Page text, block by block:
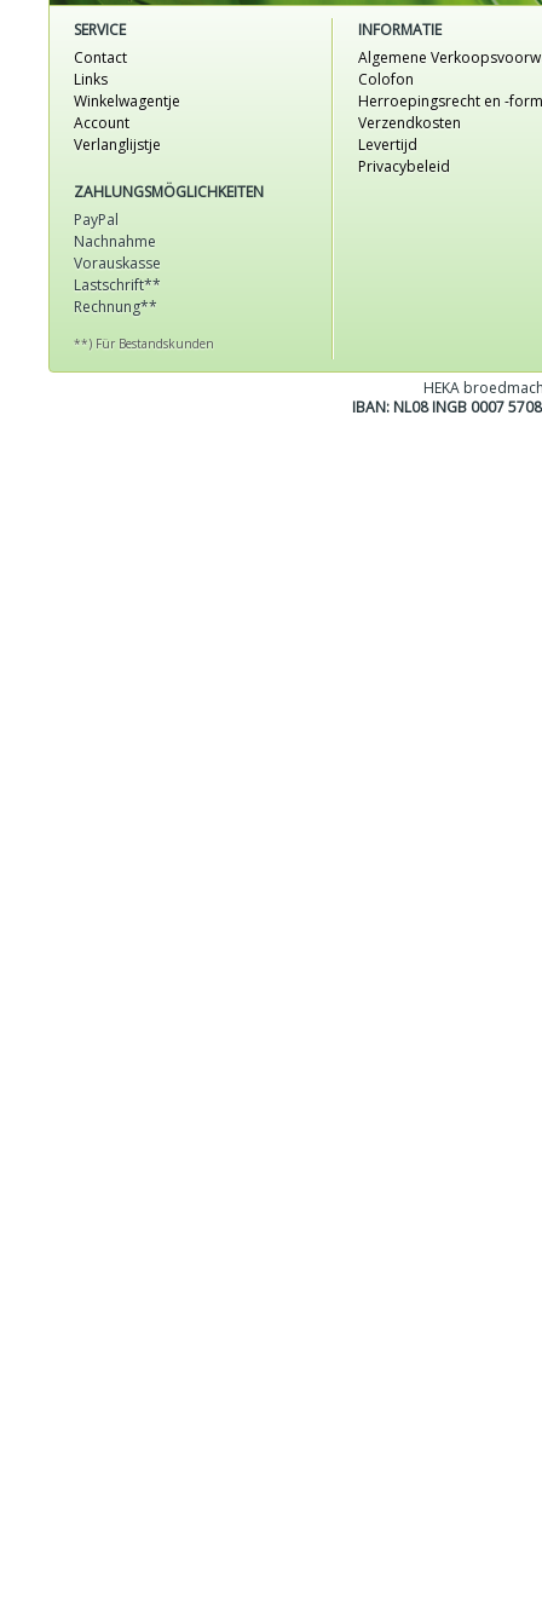
SERVICE
Contact
Links
Winkelwagentje
Account
Verlanglijstje
ZAHLUNGSMÖGLICHKEITEN
PayPal
Nachnahme
Vorauskasse
Lastschrift**
Rechnung**
**) Für Bestandskunden
INFORMATIE
Algemene
Colofon
Herroepingsrecht en -
Verzendkosten
Levertijd
Privacybeleid
HEKA
IBAN: NL08 INGB 0007